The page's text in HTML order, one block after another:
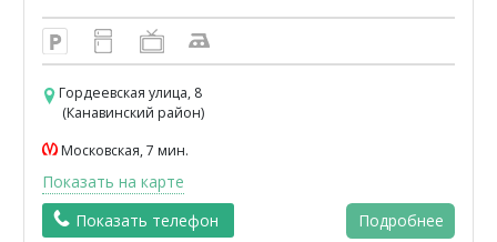
Гордеевская улица, 8
(Канавинский район)
Московская, 7 мин.
Показать на карте
Показать телефон
Подробнее